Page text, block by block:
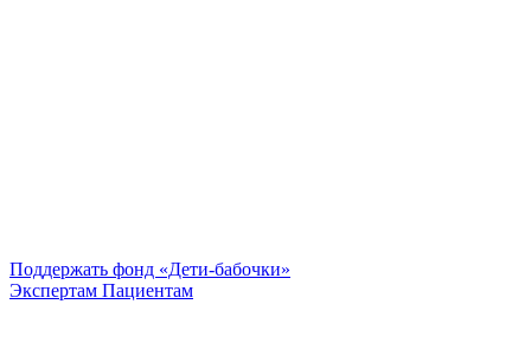
Поддержать фонд «Дети-бабочки»
Экспертам Пациентам